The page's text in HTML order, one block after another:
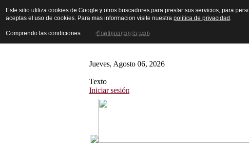
Jueves, Agosto 06, 2026
Texto
Iniciar sesión
Este sitio utiliza cookies de Google y otros buscadores para prestar sus servicios, para
aceptas el uso de cookies. Para mas informacion visite nuestra politica de privacidad .
Comprendo las condiciones. Continuar en la web